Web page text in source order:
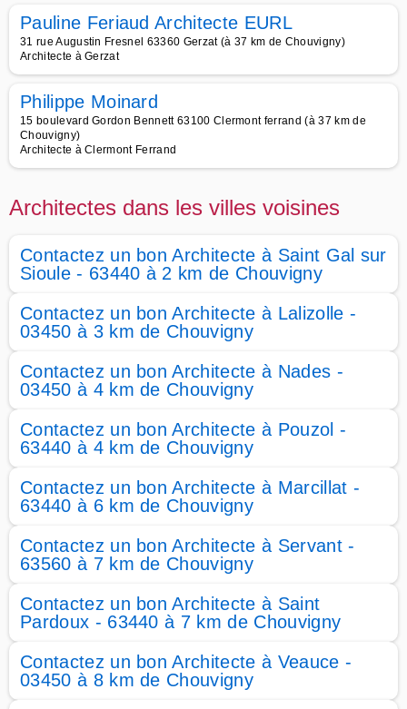
Pauline Feriaud Architecte EURL
31 rue Augustin Fresnel 63360 Gerzat (à 37 km de Chouvigny)
Architecte à Gerzat
Philippe Moinard
15 boulevard Gordon Bennett 63100 Clermont ferrand (à 37 km de
Chouvigny)
Architecte à Clermont Ferrand
Architectes dans les villes voisines
Contactez un bon Architecte à Saint Gal sur
Sioule - 63440 à 2 km de Chouvigny
Contactez un bon Architecte à Lalizolle -
03450 à 3 km de Chouvigny
Contactez un bon Architecte à Nades -
03450 à 4 km de Chouvigny
Contactez un bon Architecte à Pouzol -
63440 à 4 km de Chouvigny
Contactez un bon Architecte à Marcillat -
63440 à 6 km de Chouvigny
Contactez un bon Architecte à Servant -
63560 à 7 km de Chouvigny
Contactez un bon Architecte à Saint
Pardoux - 63440 à 7 km de Chouvigny
Contactez un bon Architecte à Veauce -
03450 à 8 km de Chouvigny